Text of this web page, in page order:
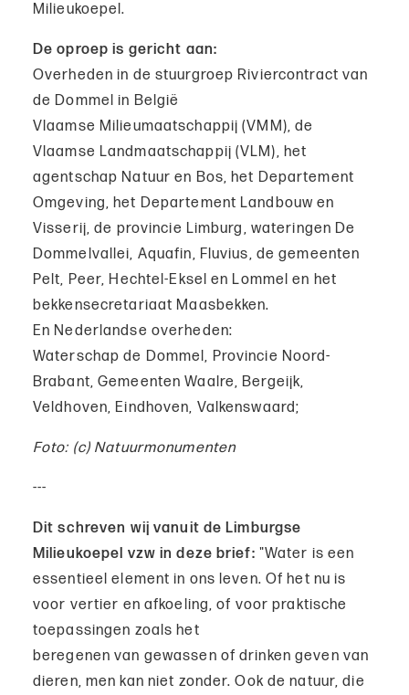
Milieukoepel.
De oproep is gericht aan:
Overheden in de stuurgroep Riviercontract van
de Dommel in België
Vlaamse Milieumaatschappij (VMM), de
Vlaamse Landmaatschappij (VLM), het
agentschap Natuur en Bos, het Departement
Omgeving, het Departement Landbouw en
Visserij, de provincie Limburg, wateringen De
Dommelvallei, Aquafin, Fluvius, de gemeenten
Pelt, Peer, Hechtel-Eksel en Lommel en het
bekkensecretariaat Maasbekken.
En Nederlandse overheden:
Waterschap de Dommel, Provincie Noord-
Brabant, Gemeenten Waalre, Bergeijk,
Veldhoven, Eindhoven, Valkenswaard;
Foto: (c) Natuurmonumenten
---
Dit schreven wij vanuit de Limburgse
Milieukoepel vzw in deze brief: "Water is een
essentieel element in ons leven. Of het nu is
voor vertier en afkoeling, of voor praktische
toepassingen zoals het
beregenen van gewassen of drinken geven van
dieren, men kan niet zonder. Ook de natuur, die